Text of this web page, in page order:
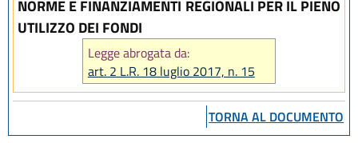
NORME E FINANZIAMENTI REGIONALI PER IL PIENO
UTILIZZO DEI FONDI
Legge abrogata da:
art. 2 L.R. 18 luglio 2017, n. 15
TORNA AL DOCUMENTO